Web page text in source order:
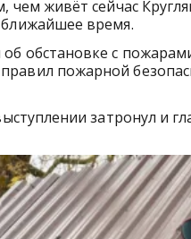
чем живёт сейчас
время.
обстановке с
пожарной
затронул и